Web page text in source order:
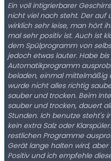
Ein voll intigrierbarer
nicht viel nach steht. Der auf
wirklich sehr leise, man hört
mal sehr positiv ist. Auch ist
dem Spülprogramm von
jedoch etwas lauter. Habe
Automatikprogramm
beladen, einmal mittelmäßig
wurde nicht alles richtig
sauber und trocken. Beim
sauber und trocken, dauert
Stunden. Ich benutze steht's
kein extra Salz oder
restlichen Programme
Gerät lange halten wird,
Positiv und ich empfehle